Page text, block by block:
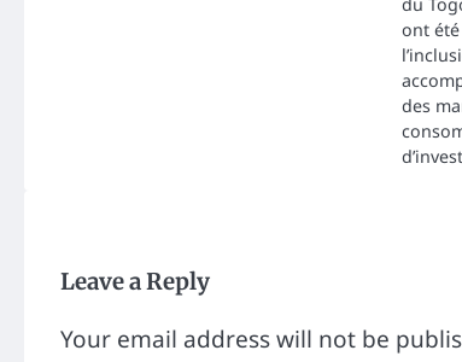
ont
des
Leave a Reply
Your email address will not be